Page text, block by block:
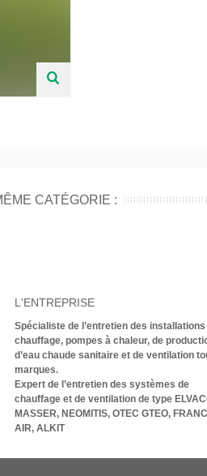
CATÉGORIE :
L'ENTREPRISE
Spécialiste de l’entretien des installations
chauffage, pompes à chaleur, de
d’eau chaude sanitaire et de ventilation
marques.
Expert de l’entretien des systèmes de
chauffage et de ventilation de type
MASSER, NEOMITIS, OTEC GTEO,
AIR, ALKIT